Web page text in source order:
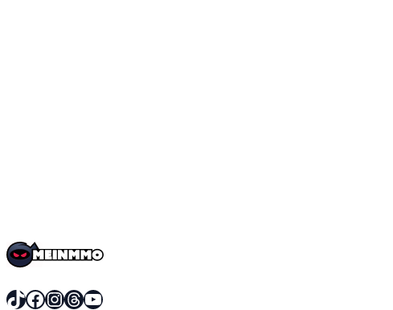
TikTok
Facebook
Instagram
Threads
YouTube